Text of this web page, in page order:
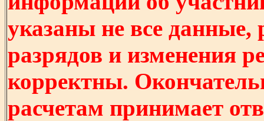
указаны не все
разрядов и изменения
корректны.
расчетам принимает